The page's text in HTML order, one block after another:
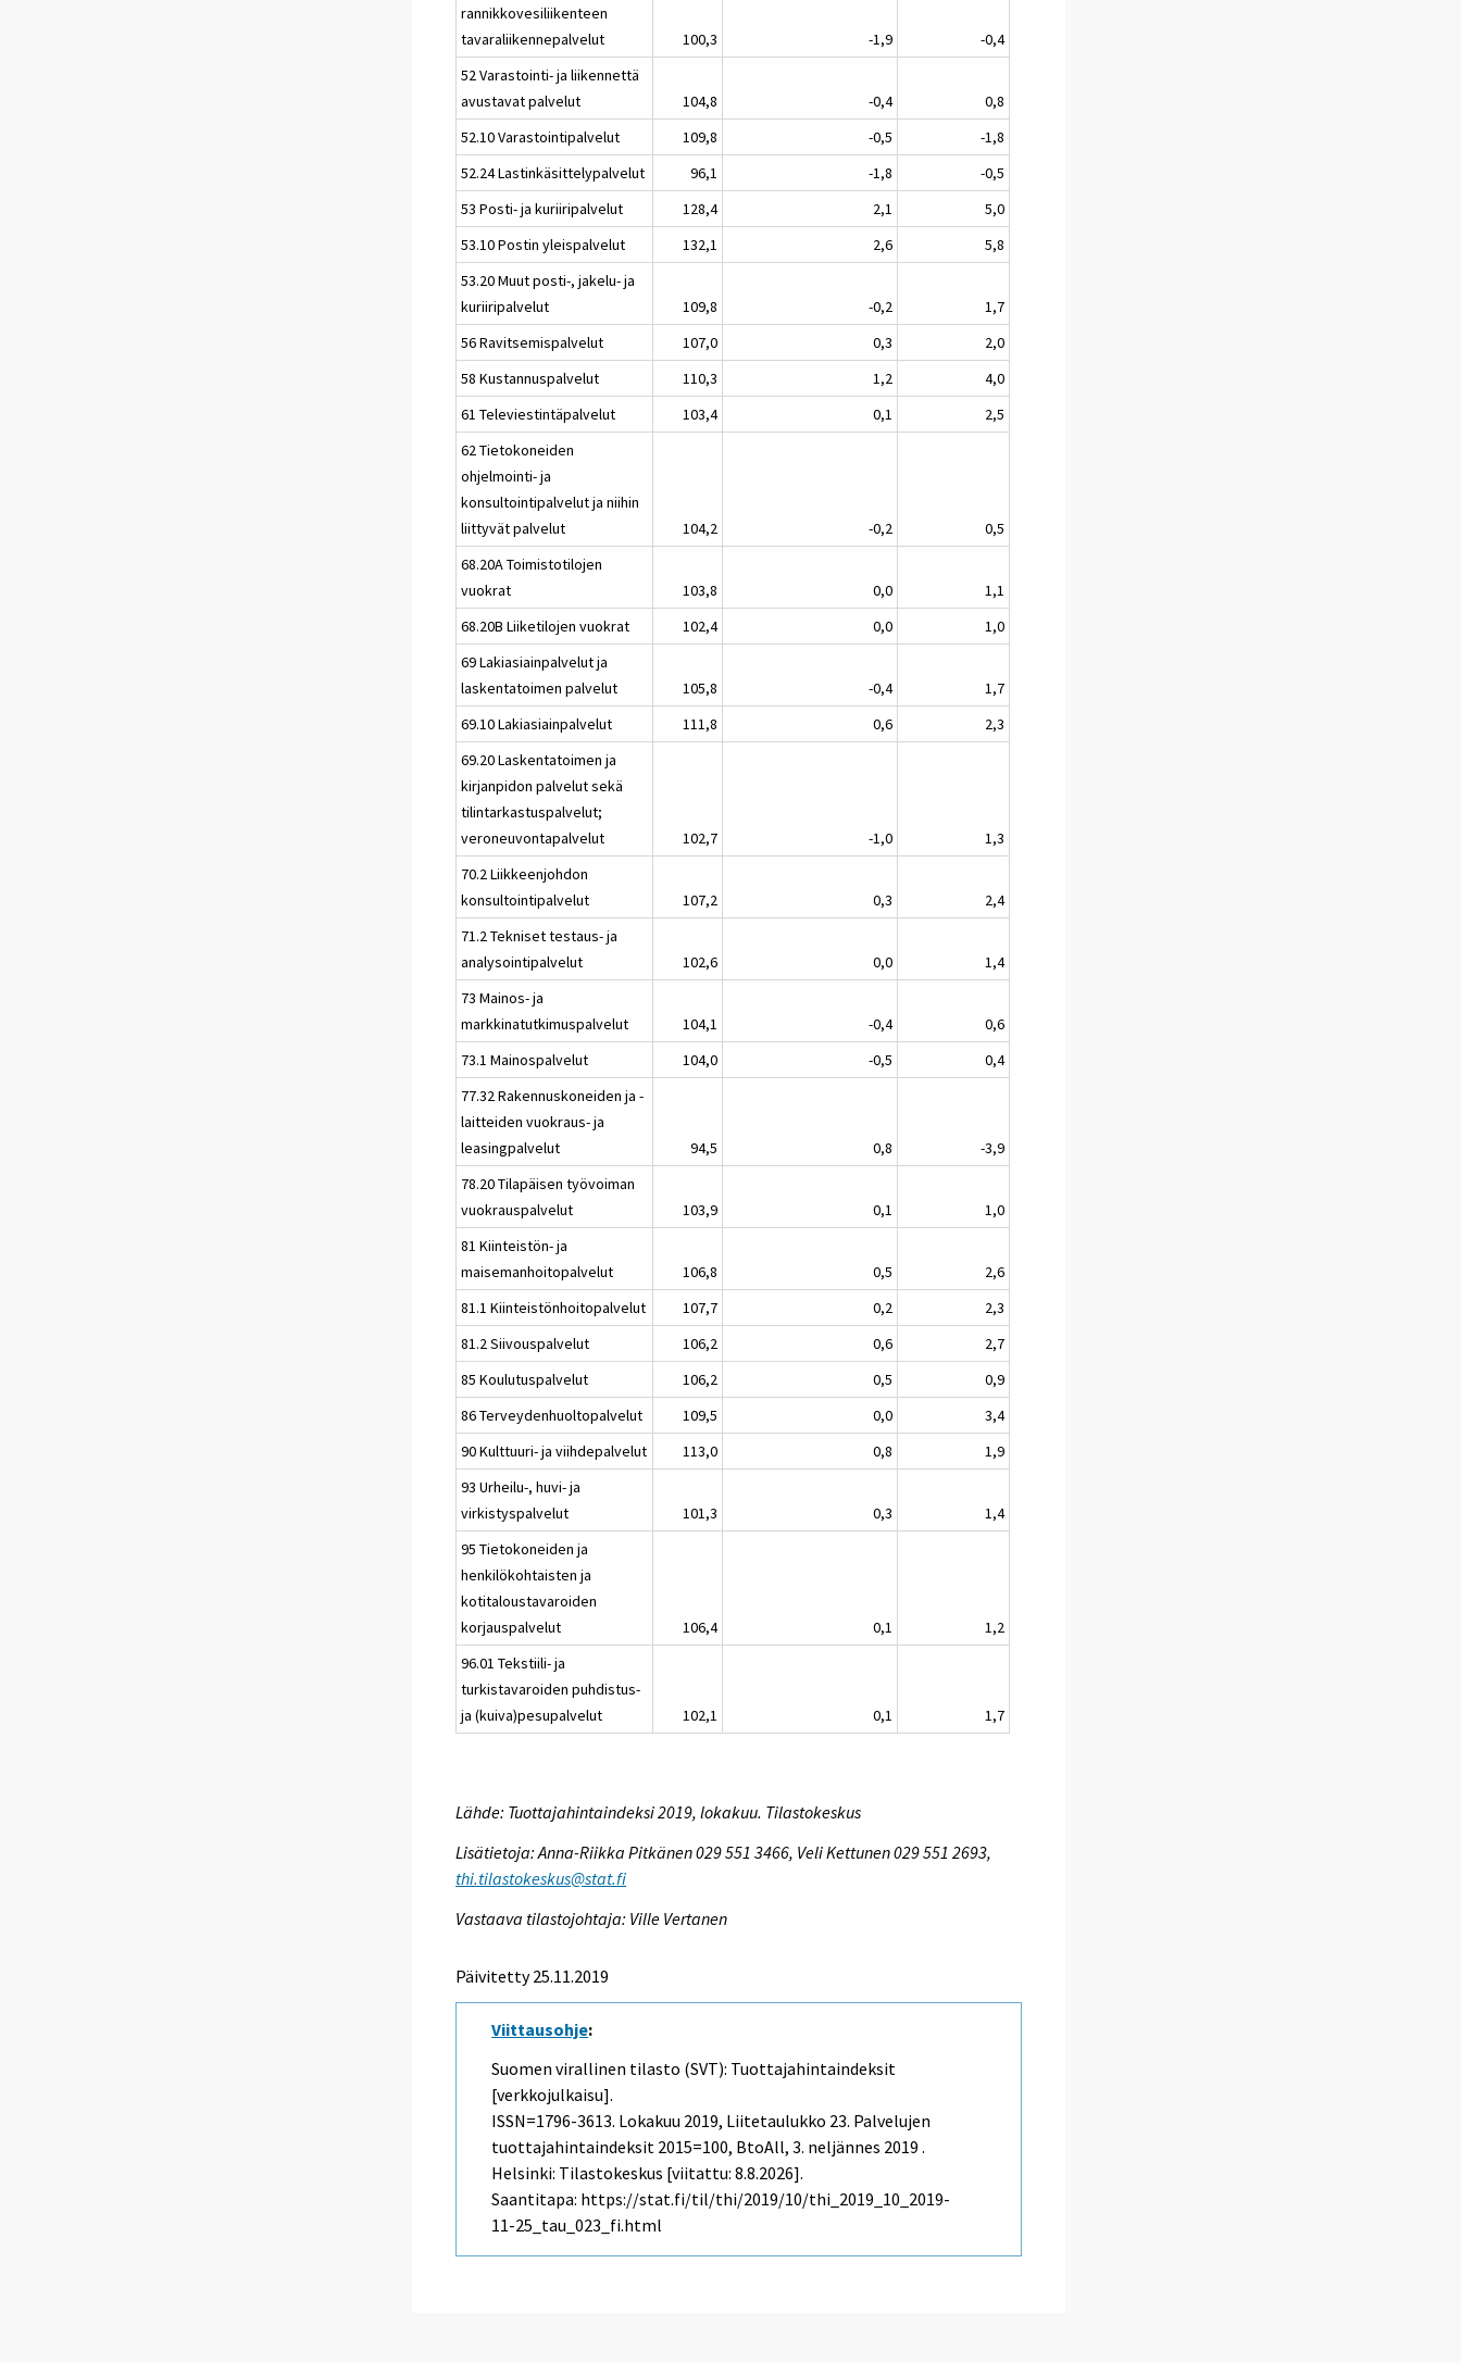
rannikkovesiliikenteen
tavaraliikennepalvelut
100,3 -1,9
-0,4
52 Varastointi- ja liikennettä
avustavat palvelut
104,8 -0,4
0,8
52.10 Varastointipalvelut
109,8 -0,5
-1,8
52.24 Lastinkäsittelypalvelut
96,1 -1,8
-0,5
53 Posti- ja kuriiripalvelut
128,4 2,1
5,0
53.10 Postin yleispalvelut
132,1 2,6
5,8
53.20 Muut posti-, jakelu- ja
kuriiripalvelut
109,8 -0,2
1,7
56 Ravitsemispalvelut
107,0 0,3
2,0
58 Kustannuspalvelut
110,3 1,2
4,0
61 Televiestintäpalvelut
103,4 0,1
2,5
62 Tietokoneiden
ohjelmointi- ja
konsultointipalvelut ja niihin
liittyvät palvelut
104,2 -0,2
0,5
68.20A Toimistotilojen
vuokrat
103,8 0,0
1,1
68.20B Liiketilojen vuokrat
102,4 0,0
1,0
69 Lakiasiainpalvelut ja
laskentatoimen palvelut
105,8 -0,4
1,7
69.10 Lakiasiainpalvelut
111,8 0,6
2,3
69.20 Laskentatoimen ja
kirjanpidon palvelut sekä
tilintarkastuspalvelut;
veroneuvontapalvelut
102,7 -1,0
1,3
70.2 Liikkeenjohdon
konsultointipalvelut
107,2 0,3
2,4
71.2 Tekniset testaus- ja
analysointipalvelut
102,6 0,0
1,4
73 Mainos- ja
markkinatutkimuspalvelut
104,1 -0,4
0,6
73.1 Mainospalvelut
104,0 -0,5
0,4
77.32 Rakennuskoneiden ja -
laitteiden vuokraus- ja
leasingpalvelut
94,5 0,8
-3,9
78.20 Tilapäisen työvoiman
vuokrauspalvelut
103,9 0,1
1,0
81 Kiinteistön- ja
maisemanhoitopalvelut
106,8 0,5
2,6
81.1 Kiinteistönhoitopalvelut
107,7 0,2
2,3
81.2 Siivouspalvelut
106,2 0,6
2,7
85 Koulutuspalvelut
106,2 0,5
0,9
86 Terveydenhuoltopalvelut
109,5 0,0
3,4
90 Kulttuuri- ja viihdepalvelut
113,0 0,8
1,9
93 Urheilu-, huvi- ja
virkistyspalvelut
101,3 0,3
1,4
95 Tietokoneiden ja
henkilökohtaisten ja
kotitaloustavaroiden
korjauspalvelut
106,4 0,1
1,2
96.01 Tekstiili- ja
turkistavaroiden puhdistus-
ja (kuiva)pesupalvelut
102,1 0,1 1,7
Lähde: Tuottajahintaindeksi 2019, lokakuu. Tilastokeskus
Lisätietoja: Anna-Riikka Pitkänen 029 551 3466, Veli Kettunen 029 551 2693,
thi.tilastokeskus@stat.fi
Vastaava tilastojohtaja: Ville Vertanen
Päivitetty 25.11.2019
Viittausohje:
Suomen virallinen tilasto (SVT): Tuottajahintaindeksit
[verkkojulkaisu].
ISSN=1796-3613. Lokakuu 2019, Liitetaulukko 23. Palvelujen
tuottajahintaindeksit 2015=100, BtoAll, 3. neljännes 2019 .
Helsinki: Tilastokeskus [viitattu: 8.8.2026].
Saantitapa: https://stat.fi/til/thi/2019/10/thi_2019_10_2019-
11-25_tau_023_fi.html